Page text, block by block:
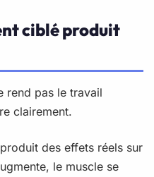
ciblé produit
rend pas le travail
clairement.
des effets réels sur
le muscle se